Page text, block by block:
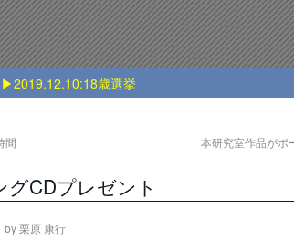
▶2019.12.10:18歳選挙
間 本研究室作品がポ
CDプレゼント
by栗原 康行